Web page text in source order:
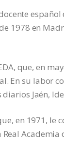
docente
1978 en
que, en
En su labor
Jaén,
en 1971, le
Academia